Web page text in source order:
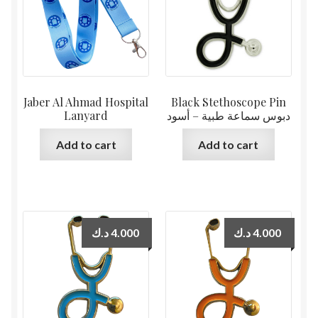
Jaber Al Ahmad Hospital
Lanyard
Add to cart
Black Stethoscope Pin
دبوس سماعة طبية – أسود
Add to cart
4.000د.ك 4.000د.ك